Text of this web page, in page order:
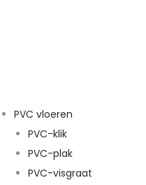
PVC vloeren
PVC-klik
PVC-plak
PVC-visgraat